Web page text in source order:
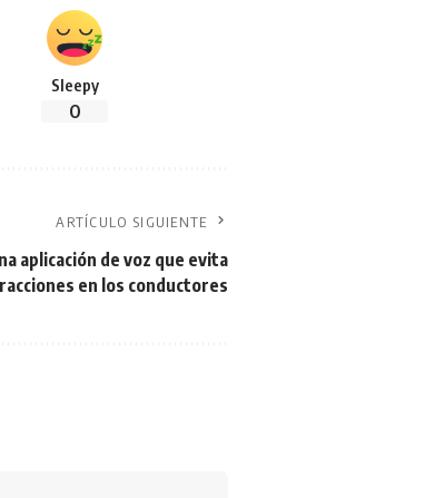
Sleepy
0
ARTÍCULO SIGUIENTE
aplicación de voz que evita
en los conductores